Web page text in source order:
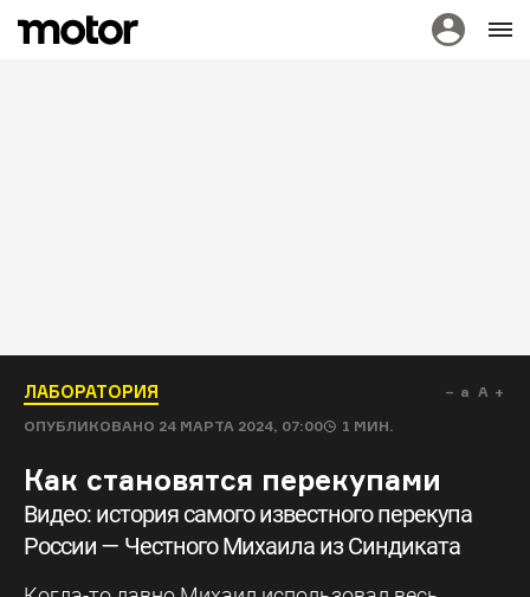
ЛАБОРАТОРИЯ
ОПУБЛИКОВАНО 24 МАРТА 2024, 07:00 1 МИН.
a A
Как становятся перекупами
Видео: история самого известного перекупа
России — Честного Михаила из Синдиката